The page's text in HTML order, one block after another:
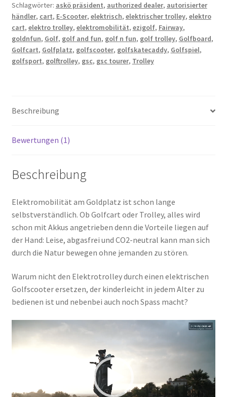
Schlagwörter: askö präsident, authorized dealer, autorisierter
händler, cart, E-Scooter, elektrisch, elektrischer trolley, elektro
cart, elektro trolley, elektromobilität, ezigolf, Fairway,
goldnfun, Golf, golf and fun, golf n fun, golf trolley, Golfboard,
Golfcart, Golfplatz, golfscooter, golfskatecaddy, Golfspiel,
golfsport, golftrolley, gsc, gsc tourer, Trolley
Beschreibung
Bewertungen (1)
Beschreibung
Elektromobilität am Goldplatz ist schon lange
selbstverständlich. Ob Golfcart oder Trolley, alles wird
schon mit Akkus angetrieben denn die Vorteile liegen auf
der Hand: Leise, abgasfrei und CO2-neutral kann man sich
durch die Natur bewegen ohne jemanden zu stören.
Warum nicht den Elektrotrolley durch einen elektrischen
Golfscooter ersetzen, der kinderleicht in jedem Alter zu
bedienen ist und nebenbei auch noch Spass macht?
Video-
Player